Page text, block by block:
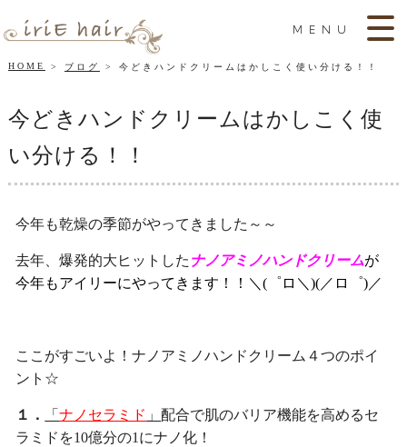
MENU
HOME ブログ 今どきハンドクリームはかしこく使い分ける！！
今どきハンドクリームはかしこく使
い分ける！！
今年も乾燥の季節がやってきました～～
去年、爆発的大ヒットした ナノアミノハンドクリームが
今年もアイリーにやってきます！！＼(゜ロ＼)(／ロ゜)／
ここがすごいよ！ナノアミノハンドクリーム４つのポイ
ント☆
１． 「ナノセラミド 」配合で肌のバリア機能を高めるセ
ラミドを10億分の1にナノ化！